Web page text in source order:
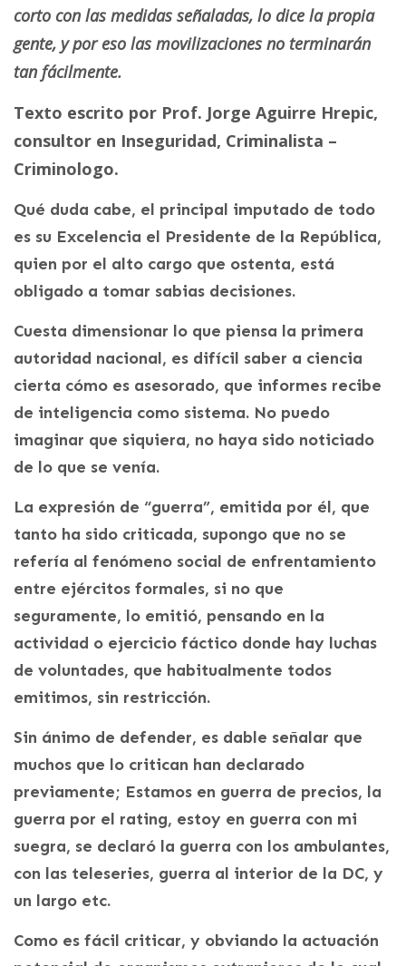
corto con las medidas señaladas, lo dice la propia
gente, y por eso las movilizaciones no terminarán
tan fácilmente.
Texto escrito por Prof. Jorge Aguirre Hrepic,
consultor en Inseguridad, Criminalista –
Criminologo.
Qué duda cabe, el principal imputado de todo
es su Excelencia el Presidente de la República,
quien por el alto cargo que ostenta, está
obligado a tomar sabias decisiones.
Cuesta dimensionar lo que piensa la primera
autoridad nacional, es difícil saber a ciencia
cierta cómo es asesorado, que informes recibe
de inteligencia como sistema. No puedo
imaginar que siquiera, no haya sido noticiado
de lo que se venía.
La expresión de “guerra”, emitida por él, que
tanto ha sido criticada, supongo que no se
refería al fenómeno social de enfrentamiento
entre ejércitos formales, si no que
seguramente, lo emitió, pensando en la
actividad o ejercicio fáctico donde hay luchas
de voluntades, que habitualmente todos
emitimos, sin restricción.
Sin ánimo de defender, es dable señalar que
muchos que lo critican han declarado
previamente; Estamos en guerra de precios, la
guerra por el rating, estoy en guerra con mi
suegra, se declaró la guerra con los ambulantes,
con las teleseries, guerra al interior de la DC, y
un largo etc.
Como es fácil criticar, y obviando la actuación